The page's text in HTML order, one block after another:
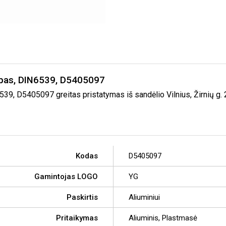
DIN6539, D5405097
D5405097 greitas pristatymas iš sandėlio Vilnius, Žirnių g.
Kodas D5405097
Gamintojas LOGO YG
Paskirtis Aliuminiui
Pritaikymas Aliuminis, Plastmasė